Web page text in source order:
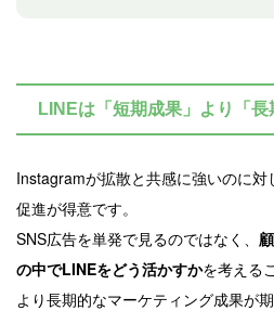
LINEは「短期成果」より「長
Instagramが拡散と共感に強いのに対
促進が得意です。
SNS広告を単発で見るのではなく、
の中でLINEをどう活かすかを考える
より長期的なマーケティング成果が期